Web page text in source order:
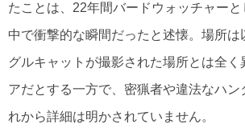
たことは、22年間バードウォッチャー
中で衝撃的な瞬間だったと述懐。場所は
グルキャットが撮影された場所とは全く
アだとする一方で、密猟者や違法なハン
れから詳細は明かされていません。